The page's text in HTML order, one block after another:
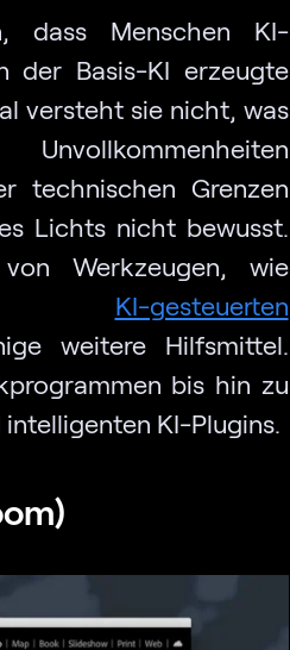
dass Menschen KI-
der Basis-KI erzeugte
versteht sie nicht, was
technischen Grenzen
Lichts nicht bewusst.
Werkzeugen, wie
KI-gesteuerten
weitere Hilfsmittel.
bis hin zu
KI-Plugins.